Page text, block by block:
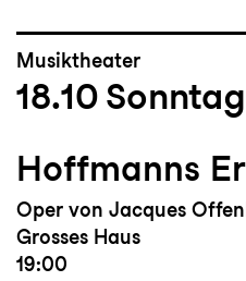
Musiktheater
18.10 Sonntag
Hoffmanns
Oper von Jacques
Grosses Haus
19:00